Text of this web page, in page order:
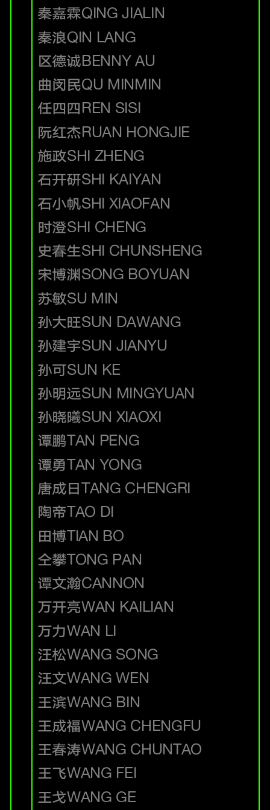
秦嘉霖QING JIALIN
秦浪QIN LANG
区德诚BENNY AU
曲闵民QU MINMIN
任四四REN SISI
阮红杰RUAN HONGJIE
施政SHI ZHENG
石开研SHI KAIYAN
石小帆SHI XIAOFAN
时澄SHI CHENG
史春生SHI CHUNSHENG
宋博渊SONG BOYUAN
苏敏SU MIN
孙大旺SUN DAWANG
孙建宇SUN JIANYU
孙可SUN KE
孙明远SUN MINGYUAN
孙晓曦SUN XIAOXI
谭鹏TAN PENG
谭勇TAN YONG
唐成日TANG CHENGRI
陶帝TAO DI
田博TIAN BO
仝攀TONG PAN
谭文瀚CANNON
万开亮WAN KAILIAN
万力WAN LI
汪松WANG SONG
汪文WANG WEN
王滨WANG BIN
王成福WANG CHENGFU
王春涛WANG CHUNTAO
王飞WANG FEI
王戈WANG GE